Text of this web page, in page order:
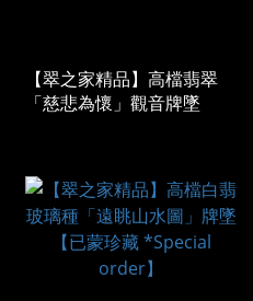
【翠之家精品】高檔翡翠
「慈悲為懷」觀音牌墜